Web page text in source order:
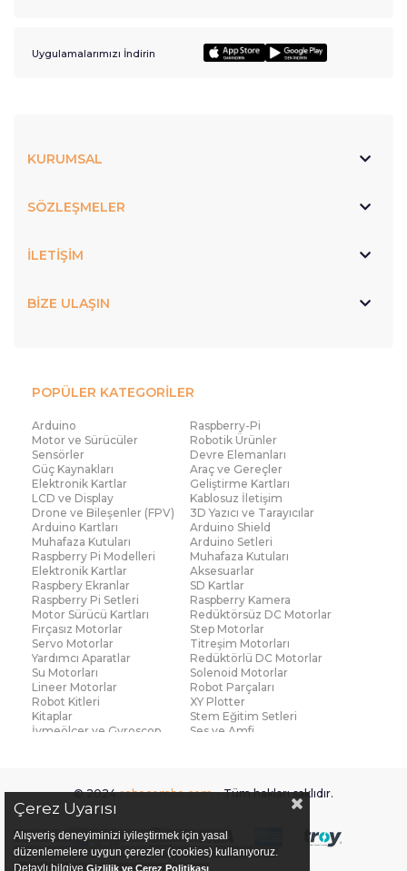
Uygulamalarımızı İndirin
KURUMSAL
SÖZLEŞMELER
İLETİŞİM
BİZE ULAŞIN
POPÜLER KATEGORİLER
Arduino
Raspberry-Pi
Motor ve Sürücüler
Robotik Ürünler
Sensörler
Devre Elemanları
Güç Kaynakları
Araç ve Gereçler
Elektronik Kartlar
Geliştirme Kartları
LCD ve Display
Kablosuz İletişim
Drone ve Bileşenler (FPV)
3D Yazıcı ve Tarayıcılar
Arduino Kartları
Arduino Shield
Muhafaza Kutuları
Arduino Setleri
Raspberry Pi Modelleri
Muhafaza Kutuları
Elektronik Kartlar
Aksesuarlar
Raspbery Ekranlar
SD Kartlar
Raspberry Pi Setleri
Raspberry Kamera
Motor Sürücü Kartları
Redüktörsüz DC Motorlar
Fırçasız Motorlar
Step Motorlar
Servo Motorlar
Titreşim Motorları
Yardımcı Aparatlar
Redüktörlü DC Motorlar
Su Motorları
Solenoid Motorlar
Lineer Motorlar
Robot Parçaları
Robot Kitleri
XY Plotter
Kitaplar
Stem Eğitim Setleri
İvmeölçer ve Gyroscop
Ses ve Amfi
Voltaj ve Akım
Titreşim
Basınç ve Kuvvet
Manyetik ve Hall Effect
Mesafe, Çizgi ve Hareket
Sıcaklık ve Nem
Ateş Algılayıcı
Ağırlık
Diğer Sensörler
Sigortalar
© 2024 robocombo.com - Tüm hakları saklıdır.
Çerez Uyarısı
Alışveriş deneyiminizi iyileştirmek için yasal
düzenlemelere uygun çerezler (cookies) kullanıyoruz.
Detaylı bilgiye Gizlilik ve Çerez Politikası